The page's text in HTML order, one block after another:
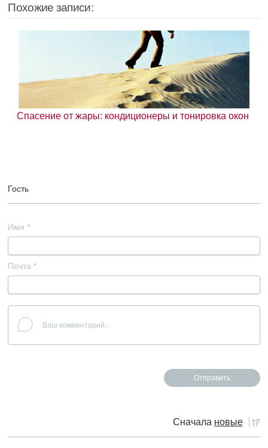
Похожие записи:
Спасение от жары: кондиционеры и тонировка окон
Гость
Имя *
Почта *
Сначала новые